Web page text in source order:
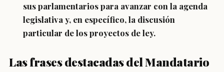
sus parlamentarios para avanzar con la agenda
legislativa y, en específico, la discusión
particular de los proyectos de ley.
Las frases destacadas del Mandatario